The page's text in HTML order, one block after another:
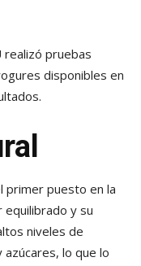
realizó pruebas
disponibles en
primer puesto en la
equilibrado y su
niveles de
lo que lo